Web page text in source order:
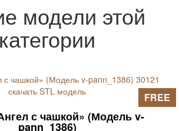
модели этой
категории
с чашкой» (Модель v-
pann_1386)
FREE